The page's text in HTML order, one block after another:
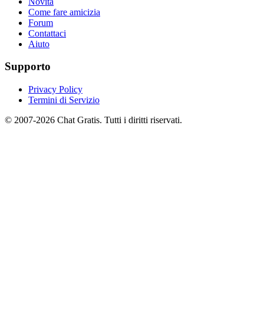
Come fare amicizia
Forum
Contattaci
Aiuto
Supporto
Privacy Policy
Termini di Servizio
© 2007-2026 Chat Gratis. Tutti i diritti riservati.